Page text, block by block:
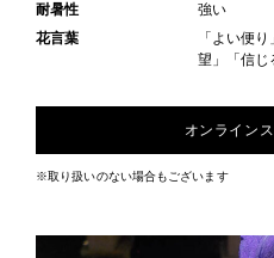
耐暑性
強い
花言葉
「よい便
望」「信じ
オンライン
※取り扱いのない場合もございます